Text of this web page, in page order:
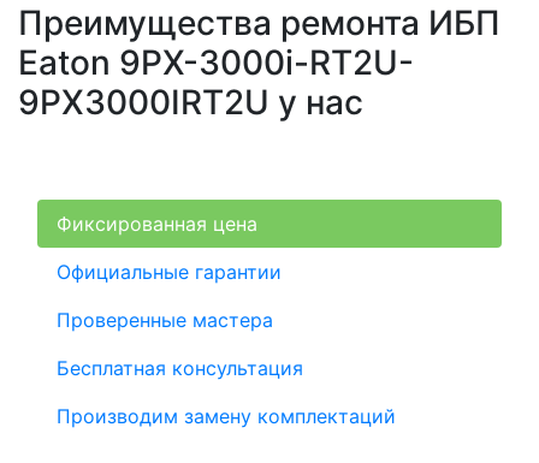
Преимущества ремонта ИБП
Eaton 9PX-3000i-RT2U-
9PX3000IRT2U у нас
Фиксированная цена
Официальные гарантии
Проверенные мастера
Бесплатная консультация
Производим замену комплектаций